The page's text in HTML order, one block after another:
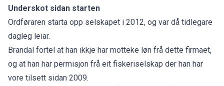
Underskot sidan starten
Ordføraren starta opp selskapet i 2012, og var då tidlegare
dagleg leiar.
Brandal fortel at han ikkje har motteke løn frå dette firmaet,
og at han har permisjon frå eit fiskeriselskap der han har
vore tilsett sidan 2009.